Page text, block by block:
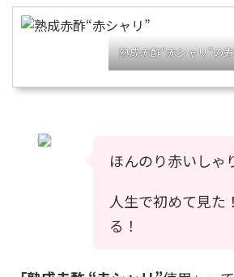
熟成赤酢“赤シャリ”の
ほんのり赤いしゃ
人生で初めて見た
る！